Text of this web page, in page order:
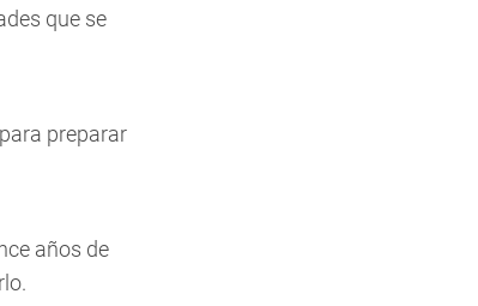
que se
preparar
años de